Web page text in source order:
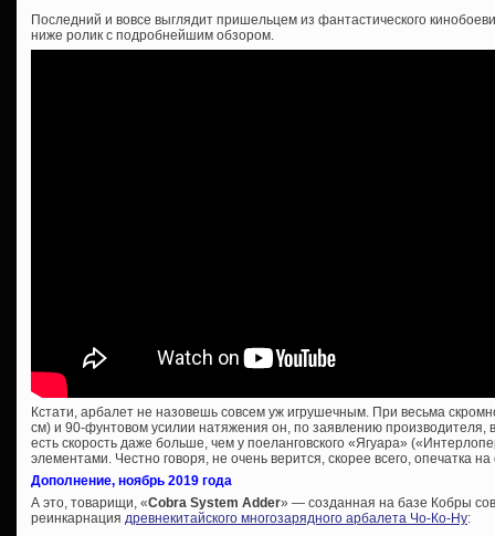
Последний и вовсе выглядит пришельцем из фантастического
ниже ролик с подробнейшим обзором.
Кстати, арбалет не назовешь совсем уж игрушечным. При весьма
см) и 90-фунтовом усилии натяжения он, по заявлению производителя,
есть скорость даже больше, чем у поеланговского «Ягуара»
элементами. Честно говоря, не очень верится, скорее всего, опечатка
Дополнение, ноябрь 2019 года
А это, товарищи, «Cobra System Adder» — созданная на базе Кобры
реинкарнация древнекитайского многозарядного арбалета Чо-Ко-Ну: